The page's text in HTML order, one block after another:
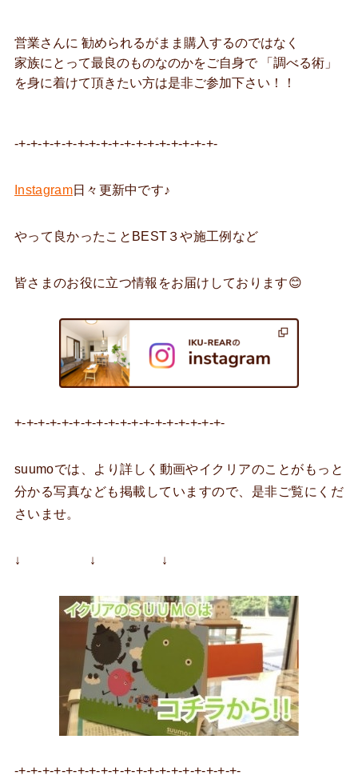
営業さんに 勧められるがまま購入するのではなく
家族にとって最良のものなのかをご自身で 「調べる術」
を身に着けて頂きたい方は是非ご参加下さい！！
-+-+-+-+-+-+-+-+-+-+-+-+-+-+-+-+-+-
Instagram日々更新中です♪
やって良かったことBEST３や施工例など
皆さまのお役に立つ情報をお届けしております😊
+-+-+-+-+-+-+-+-+-+-+-+-+-+-+-+-+-+-
suumoでは、より詳しく動画やイクリアのことがもっと
分かる写真なども掲載していますので、是非ご覧にくだ
さいませ。
↓ ↓ ↓
-+-+-+-+-+-+-+-+-+-+-+-+-+-+-+-+-+-+-+-